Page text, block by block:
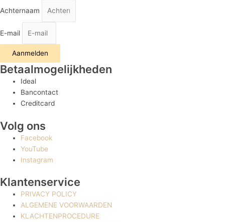
Achternaam
E-mail
Aanmelden
Betaalmogelijkheden
Ideal
Bancontact
Creditcard
Volg ons
Facebook
YouTube
Instagram
Klantenservice
PRIVACY POLICY
ALGEMENE VOORWAARDEN
KLACHTENPROCEDURE